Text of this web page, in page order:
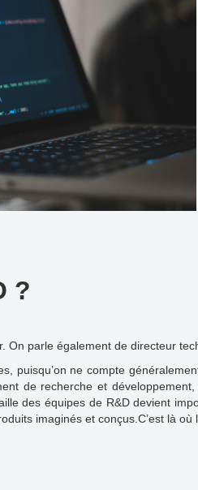
?
On parle également de directeur
puisqu’on ne compte
de recherche et
des équipes de R&D devient
imaginés et conçus.C’est là